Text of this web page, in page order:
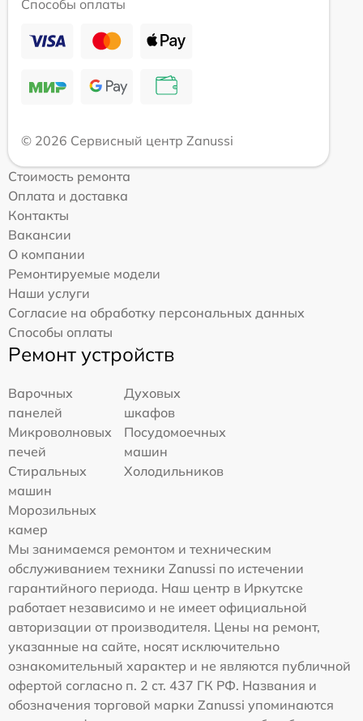
Способы оплаты
© 2026 Сервисный центр Zanussi
Стоимость ремонта
Оплата и доставка
Контакты
Вакансии
О компании
Ремонтируемые модели
Наши услуги
Согласие на обработку персональных данных
Способы оплаты
Ремонт устройств
Варочных
панелей
Духовых
шкафов
Микроволновых
печей
Посудомоечных
машин
Стиральных
машин
Холодильников
Морозильных
камер
Мы занимаемся ремонтом и техническим
обслуживанием техники Zanussi по истечении
гарантийного периода. Наш центр в Иркутске
работает независимо и не имеет официальной
авторизации от производителя. Цены на ремонт,
указанные на сайте, носят исключительно
ознакомительный характер и не являются публичной
офертой согласно п. 2 ст. 437 ГК РФ. Названия и
обозначения торговой марки Zanussi упоминаются